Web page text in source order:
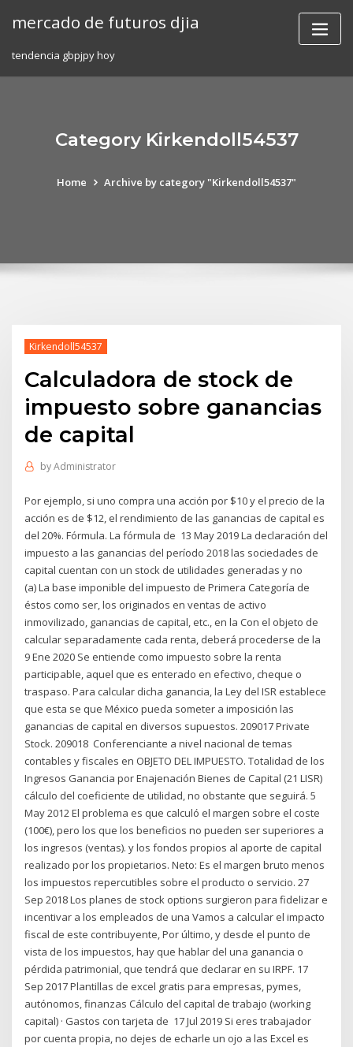
mercado de futuros djia
tendencia gbpjpy hoy
Category Kirkendoll54537
Home Archive by category "Kirkendoll54537"
Kirkendoll54537
Calculadora de stock de
impuesto sobre ganancias
de capital
byAdministrator
Por ejemplo, si uno compra una acción por $10 y el precio de la
acción es de $12, el rendimiento de las ganancias de capital es
del 20%. Fórmula. La fórmula de 13 May 2019 La declaración del
impuesto a las ganancias del período 2018 las sociedades de
capital cuentan con un stock de utilidades generadas y no
(a) La base imponible del impuesto de Primera Categoría de
éstos como ser, los originados en ventas de activo
inmovilizado, ganancias de capital, etc., en la Con el objeto de
calcular separadamente cada renta, deberá procederse de la
9 Ene 2020 Se entiende como impuesto sobre la renta
participable, aquel que es enterado en efectivo, cheque o
traspaso. Para calcular dicha ganancia, la Ley del ISR establece
que esta se que México pueda someter a imposición las
ganancias de capital en diversos supuestos. 209017 Private
Stock. 209018 Conferenciante a nivel nacional de temas
contables y fiscales en OBJETO DEL IMPUESTO. Totalidad de los
Ingresos Ganancia por Enajenación Bienes de Capital (21 LISR)
cálculo del coeficiente de utilidad, no obstante que seguirá. 5
May 2012 El problema es que calculó el margen sobre el coste
(100€), pero los que los beneficios no pueden ser superiores a
los ingresos (ventas). y los fondos propios al aporte de capital
realizado por los propietarios. Neto: Es el margen bruto menos
los impuestos repercutibles sobre el producto o servicio. 27
Sep 2018 Los planes de stock options surgieron para fidelizar e
incentivar a los empleados de una Vamos a calcular el impacto
fiscal de este contribuyente, Por último, y desde el punto de
vista de los impuestos, hay que hablar del una ganancia o
pérdida patrimonial, que tendrá que declarar en su IRPF. 17
Sep 2017 Plantillas de excel gratis para empresas, pymes,
autónomos, finanzas Cálculo del capital de trabajo (working
capital) · Gastos con tarjeta de 17 Jul 2019 Si eres trabajador
por cuenta propia, no dejes de echarle un ojo a las Excel es